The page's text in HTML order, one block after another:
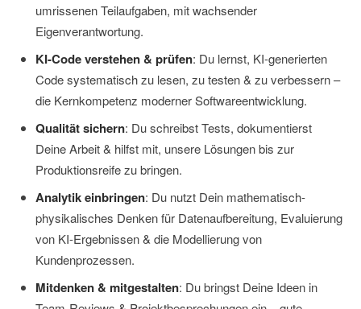
umrissenen Teilaufgaben, mit wachsender
Eigenverantwortung.
KI-Code verstehen & prüfen: Du lernst, KI-generierten
Code systematisch zu lesen, zu testen & zu verbessern –
die Kernkompetenz moderner Softwareentwicklung.
Qualität sichern: Du schreibst Tests, dokumentierst
Deine Arbeit & hilfst mit, unsere Lösungen bis zur
Produktionsreife zu bringen.
Analytik einbringen: Du nutzt Dein mathematisch-
physikalisches Denken für Datenaufbereitung, Evaluierung
von KI-Ergebnissen & die Modellierung von
Kundenprozessen.
Mitdenken & mitgestalten: Du bringst Deine Ideen in